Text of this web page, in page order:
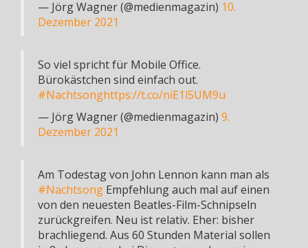
— Jörg Wagner (@medienmagazin) 10.
Dezember 2021
So viel spricht für Mobile Office.
Bürokästchen sind einfach out.
#Nachtsonghttps://t.co/niE1l5UM9u
— Jörg Wagner (@medienmagazin) 9.
Dezember 2021
Am Todestag von John Lennon kann man als
#Nachtsong Empfehlung auch mal auf einen
von den neuesten Beatles-Film-Schnipseln
zurückgreifen. Neu ist relativ. Eher: bisher
brachliegend. Aus 60 Stunden Material sollen